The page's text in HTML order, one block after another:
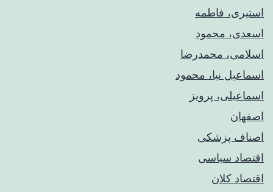
استیری، فاطمه
اسعدی، محمود
اسلامی، محمدرضا
اسماعیل نیا، محمود
اسماعیلی، پرویز
اصفهان
اصناف پزشکی
اقتصاد سیاسی
اقتصاد کلان